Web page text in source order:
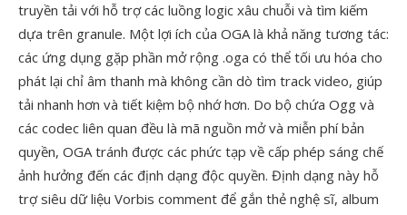
truyền tải với hỗ trợ các luồng logic xâu chuỗi và tìm kiếm
dựa trên granule. Một lợi ích của OGA là khả năng tương tác:
các ứng dụng gặp phần mở rộng .oga có thể tối ưu hóa cho
phát lại chỉ âm thanh mà không cần dò tìm track video, giúp
tải nhanh hơn và tiết kiệm bộ nhớ hơn. Do bộ chứa Ogg và
các codec liên quan đều là mã nguồn mở và miễn phí bản
quyền, OGA tránh được các phức tạp về cấp phép sáng chế
ảnh hưởng đến các định dạng độc quyền. Định dạng này hỗ
trợ siêu dữ liệu Vorbis comment để gắn thẻ nghệ sĩ, album